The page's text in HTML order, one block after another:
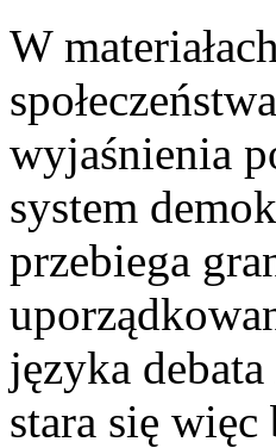
W
wyjaśnienia
system
przebiega
języka
stara się